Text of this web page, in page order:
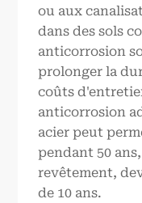
ou aux
dans des sols
anticorrosion
prolonger la
coûts
anticorrosion
acier peut
pendant 50
revêtement,
de 10 ans.